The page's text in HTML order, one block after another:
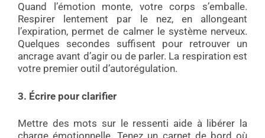
Quand l’émotion monte, votre corps s’emballe.
Respirer lentement par le nez, en allongeant
l’expiration, permet de calmer le système nerveux.
Quelques secondes suffisent pour retrouver un
ancrage avant d’agir ou de parler. La respiration est
votre premier outil d’autorégulation.
3. Écrire pour clarifier
Mettre des mots sur le ressenti aide à libérer la
charge émotionnelle. Tenez un carnet de bord où